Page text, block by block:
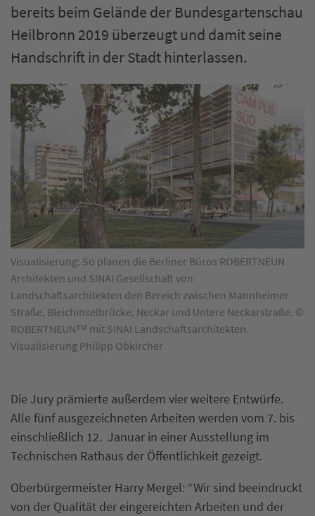
bereits beim Gelände der Bundesgartenschau
Heilbronn 2019 überzeugt und damit seine
Handschrift in der Stadt hinterlassen.
Visualisierung: So planen die Berliner Büros ROBERTNEUN
Architekten und SINAI Gesellschaft von
Landschaftsarchitekten den Bereich zwischen Mannheimer
Straße, Bleichinselbrücke, Neckar und Untere Neckarstraße. ©
ROBERTNEUN™ mit SINAI Landschaftsarchitekten.
Visualisierung Philipp Obkircher
Die Jury prämierte außerdem vier weitere Entwürfe.
Alle fünf ausgezeichneten Arbeiten werden vom 7. bis
einschließlich 12. Januar in einer Ausstellung im
Technischen Rathaus der Öffentlichkeit gezeigt.
Oberbürgermeister Harry Mergel: “Wir sind beeindruckt
von der Qualität der eingereichten Arbeiten und der